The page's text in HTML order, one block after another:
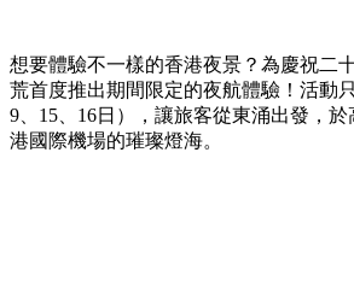
想要體驗不一樣的香港夜景？為慶祝二
荒首度推出期間限定的夜航體驗！活動
9、15、16日），讓旅客從東涌出發，
港國際機場的璀璨燈海。